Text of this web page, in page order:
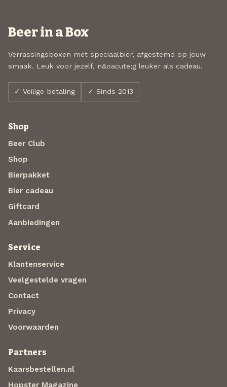
Beer in a Box
Verrassingsboxen met speciaalbier, afgestemd op jouw
smaak. Leuk voor jezelf, n&oacute;g leuker als cadeau.
✓ Veilige betaling ✓ Sinds 2013
Shop
Beer Club
Shop
Bierpakket
Bier cadeau
Giftcard
Aanbiedingen
Service
Klantenservice
Veelgestelde vragen
Contact
Privacy
Voorwaarden
Partners
Kaarsbestellen.nl
Hopster Magazine